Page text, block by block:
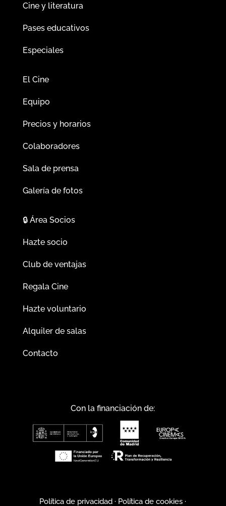
Cine y literatura
Pases educativos
Especiales
El Cine
Equipo
Precios y horarios
Colaboradores
Sala de prensa
Galería de fotos
🔒Área Socios
Hazte socio
Club de ventajas
Regala Cine
Hazte voluntario
Alquiler de salas
Contacto
Con la financiación de:
Política de privacidad · Política de cookies ·